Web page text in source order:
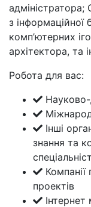
адміністратора;
з інформаційної
комп’ютерних
архітектора, та
Робота для вас:
Науково-
Інші
знання та
Компанії
проектів